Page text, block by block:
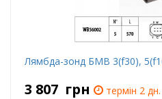
Лямбда-зонд БМВ 3(f30),
3 807 грн
термін 2 дн.